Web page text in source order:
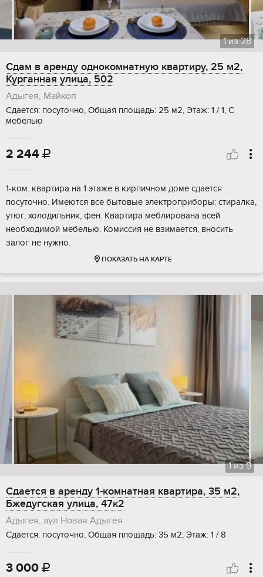
1из28
Сдам в аренду однокомнатную квартиру, 25 м2,
Курганная улица, 502
Адыгея, Майкоп
Сдается: посуточно, Общая площадь: 25 м2, Этаж: 1 / 1, С
мебелью
2 244 
1-ком. квартира на 1 этаже в кирпичном доме сдается
посуточно. Имеются все бытовые электроприборы: стиралка,
утюг, холодильник, фен. Квартира меблирована всей
необходимой мебелью. Комиссия не взимается, вносить
залог не нужно.
ПОКАЗАТЬ НА КАРТЕ
1из9
Сдается в аренду 1-комнатная квартира, 35 м2,
Бжедугская улица, 47к2
Адыгея, аул Новая Адыгея
Сдается: посуточно, Общая площадь: 35 м2, Этаж: 1 / 8
3 000 